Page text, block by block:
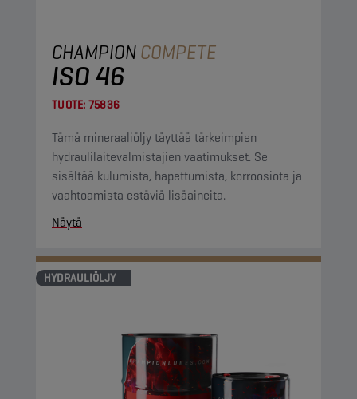
CHAMPIONCOMPETE
ISO 46
TUOTE: 75836
Tämä mineraaliöljy täyttää tärkeimpien
hydraulilaitevalmistajien vaatimukset. Se
sisältää kulumista, hapettumista, korroosiota ja
vaahtoamista estäviä lisäaineita.
Näytä
HYDRAULIÖLJY